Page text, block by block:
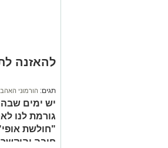
להאזנה
תגים: הורמוני
יש ימים
גורמת לנו
"חולשת
חיבה